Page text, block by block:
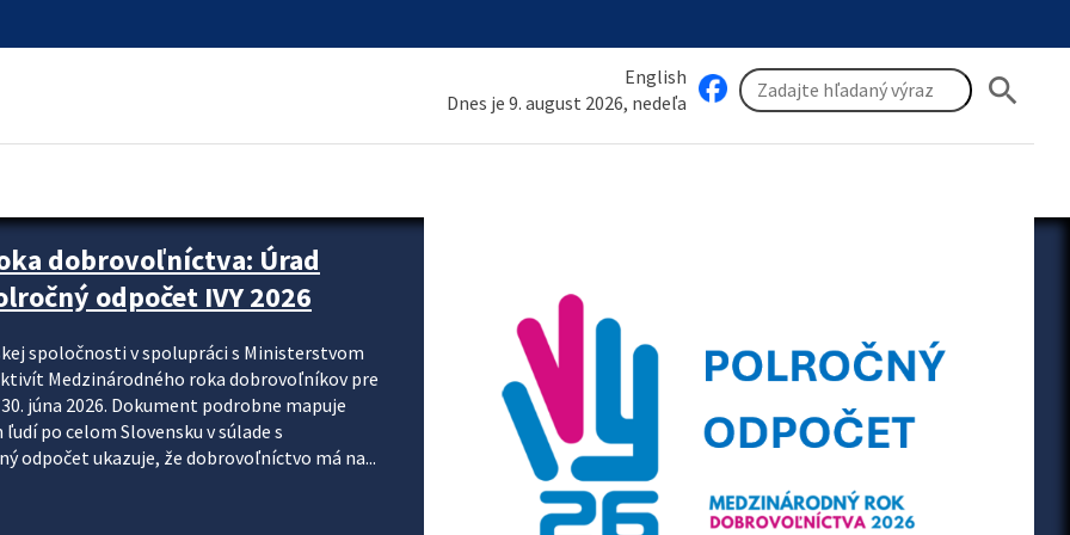
English
Dnes je 9. august 2026, nedeľa
search
krok za krokom
systému DPH a digitalizácie fakturačných
k tomu, aby sa elektronická faktúra stala
je priniesť jednoduchšie, rýchlejšie a
údajov, znížiť riziko chýb a podporiť
preto nepredstavuje...